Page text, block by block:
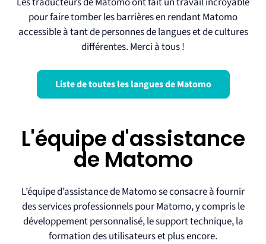
pour faire tomber les barrières en rendant Matomo
accessible à tant de personnes de langues et de cultures
différentes. Merci à tous !
Liste de toutes les langues de Matomo
L'équipe d'assistance
de Matomo
L’équipe d’assistance de Matomo se consacre à fournir
des services professionnels pour Matomo, y compris le
développement personnalisé, le support technique, la
formation des utilisateurs et plus encore.